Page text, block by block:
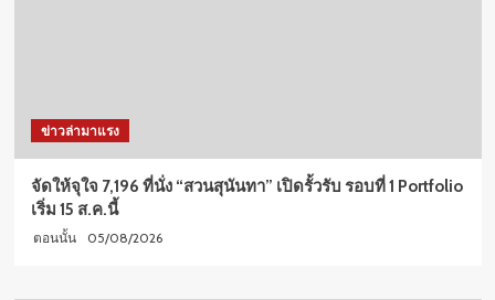
ข่าวล่ามาแรง
จัดให้จุใจ 7,196 ที่นั่ง “สวนสุนันทา” เปิดรั้วรับ รอบที่ 1 Portfolio
เริ่ม 15 ส.ค.นี้
ตอนนั้น 05/08/2026